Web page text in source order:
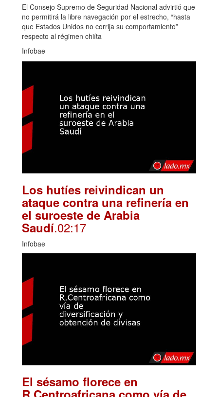
El Consejo Supremo de Seguridad Nacional advirtió que
no permitirá la libre navegación por el estrecho, “hasta
que Estados Unidos no corrija su comportamiento”
respecto al régimen chiíta
Infobae
Los hutíes reivindican un
ataque contra una refinería en
el suroeste de Arabia
Saudí.02:17
Infobae
El sésamo florece en